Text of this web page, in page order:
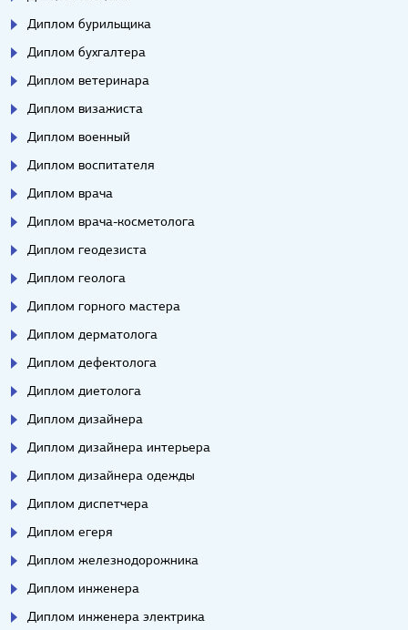
Диплом бурильщика
Диплом бухгалтера
Диплом ветеринара
Диплом визажиста
Диплом военный
Диплом воспитателя
Диплом врача
Диплом врача-косметолога
Диплом геодезиста
Диплом геолога
Диплом горного мастера
Диплом дерматолога
Диплом дефектолога
Диплом диетолога
Диплом дизайнера
Диплом дизайнера интерьера
Диплом дизайнера одежды
Диплом диспетчера
Диплом егеря
Диплом железнодорожника
Диплом инженера
Диплом инженера электрика